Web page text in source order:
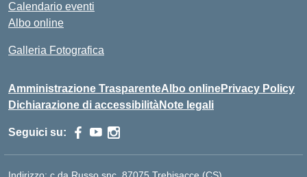
Calendario eventi
Albo online
Galleria Fotografica
Amministrazione TrasparenteAlbo onlinePrivacy Policy
Dichiarazione di accessibilitàNote legali
Seguici su: